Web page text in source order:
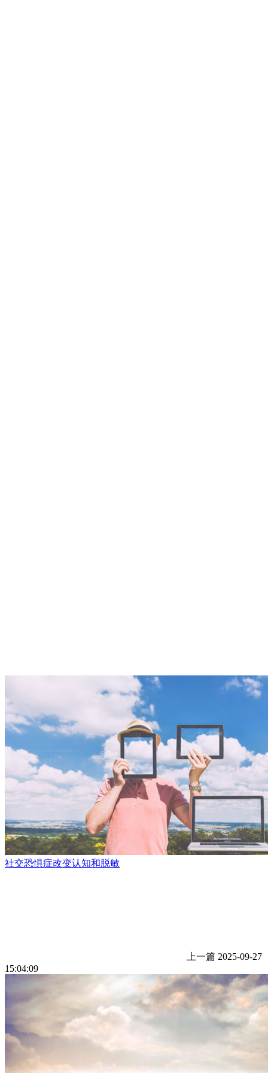
社交恐惧症改变认知和脱敏
上一篇 2025-09-27
15:04:09